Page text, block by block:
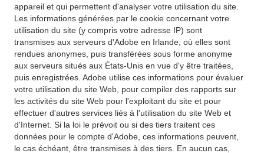
appareil et qui permettent d'analyser votre utilisation du site.
Les informations générées par le cookie concernant votre
utilisation du site (y compris votre adresse IP) sont
transmises aux serveurs d'Adobe en Irlande, où elles sont
rendues anonymes, puis transférées sous forme anonyme
aux serveurs situés aux États-Unis en vue d'y être traitées,
puis enregistrées. Adobe utilise ces informations pour évaluer
votre utilisation du site Web, pour compiler des rapports sur
les activités du site Web pour l'exploitant du site et pour
effectuer d'autres services liés à l'utilisation du site Web et
d'Internet. Si la loi le prévoit ou si des tiers traitent ces
données pour le compte d'Adobe, ces informations peuvent,
le cas échéant, être transmises à des tiers. En aucun cas,